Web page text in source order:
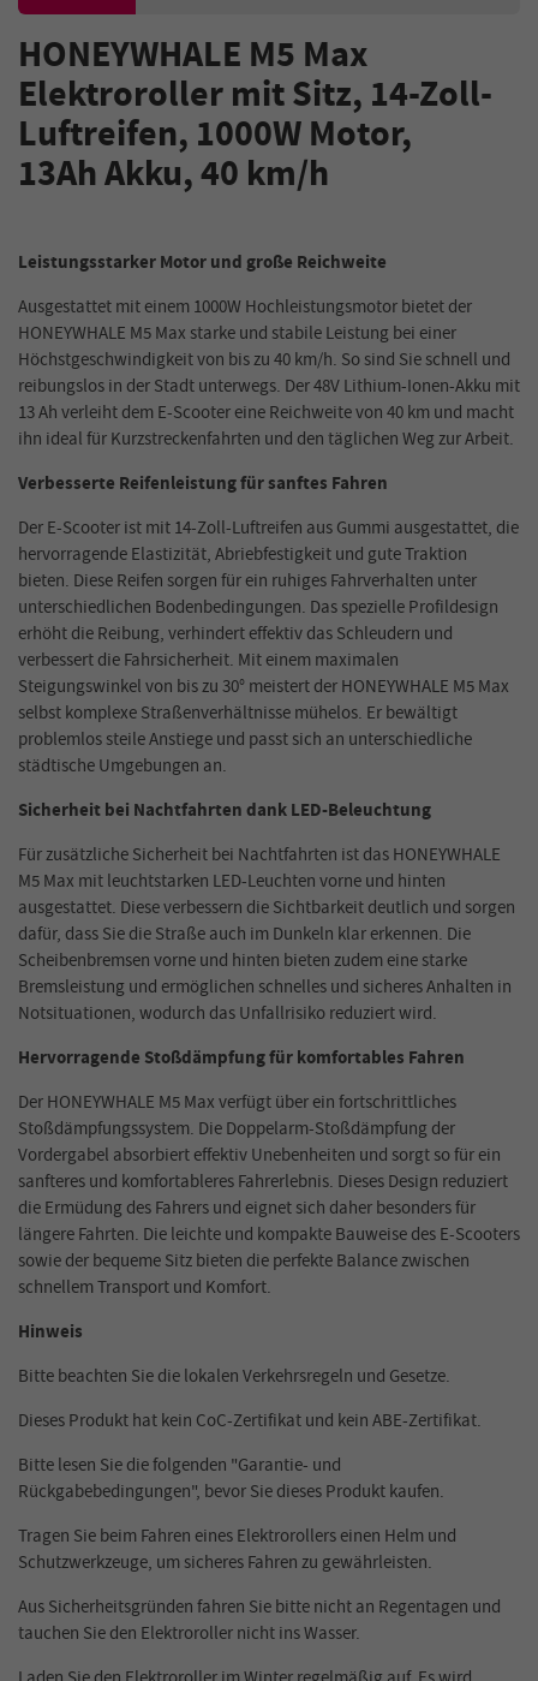
HONEYWHALE M5 Max
Elektroroller mit Sitz, 14-Zoll-
Luftreifen, 1000WMotor,
13AhAkku, 40 km/h
Leistungsstarker Motor und große Reichweite
Ausgestattet mit einem 1000WHochleistungsmotor bietet der
HONEYWHALE M5 Max starke und stabile Leistung bei einer
Höchstgeschwindigkeit von bis zu 40 km/h. So sind Sie schnell und
reibungslos in der Stadt unterwegs. Der 48VLithium-Ionen-Akku mit
13 Ah verleiht dem E-Scooter eine Reichweite von 40 km und macht
ihn ideal für Kurzstreckenfahrten und den täglichen Weg zur Arbeit.
Verbesserte Reifenleistung für sanftes Fahren
Der E-Scooter ist mit 14-Zoll-Luftreifen aus Gummi ausgestattet, die
hervorragende Elastizität, Abriebfestigkeit und gute Traktion
bieten. Diese Reifen sorgen für ein ruhiges Fahrverhalten unter
unterschiedlichen Bodenbedingungen. Das spezielle Profildesign
erhöht die Reibung, verhindert effektiv das Schleudern und
verbessert die Fahrsicherheit. Mit einem maximalen
Steigungswinkel von bis zu 30° meistert der HONEYWHALE M5 Max
selbst komplexe Straßenverhältnisse mühelos. Er bewältigt
problemlos steile Anstiege und passt sich an unterschiedliche
städtische Umgebungen an.
Sicherheit bei Nachtfahrten dank LED-Beleuchtung
Für zusätzliche Sicherheit bei Nachtfahrten ist das HONEYWHALE
M5 Max mit leuchtstarken LED-Leuchten vorne und hinten
ausgestattet. Diese verbessern die Sichtbarkeit deutlich und sorgen
dafür, dass Sie die Straße auch im Dunkeln klar erkennen. Die
Scheibenbremsen vorne und hinten bieten zudem eine starke
Bremsleistung und ermöglichen schnelles und sicheres Anhalten in
Notsituationen, wodurch das Unfallrisiko reduziert wird.
Hervorragende Stoßdämpfung für komfortables Fahren
Der HONEYWHALE M5 Max verfügt über ein fortschrittliches
Stoßdämpfungssystem. Die Doppelarm-Stoßdämpfung der
Vordergabel absorbiert effektiv Unebenheiten und sorgt so für ein
sanfteres und komfortableres Fahrerlebnis. Dieses Design reduziert
die Ermüdung des Fahrers und eignet sich daher besonders für
längere Fahrten. Die leichte und kompakte Bauweise des E-Scooters
sowie der bequeme Sitz bieten die perfekte Balance zwischen
schnellem Transport und Komfort.
Hinweis
Bitte beachten Sie die lokalen Verkehrsregeln und Gesetze.
Dieses Produkt hat kein CoC-Zertifikat und kein ABE-Zertifikat.
Bitte lesen Sie die folgenden "Garantie- und
Rückgabebedingungen", bevor Sie dieses Produkt kaufen.
Tragen Sie beim Fahren eines Elektrorollers einen Helm und
Schutzwerkzeuge, um sicheres Fahren zu gewährleisten.
Aus Sicherheitsgründen fahren Sie bitte nicht an Regentagen und
tauchen Sie den Elektroroller nicht ins Wasser.